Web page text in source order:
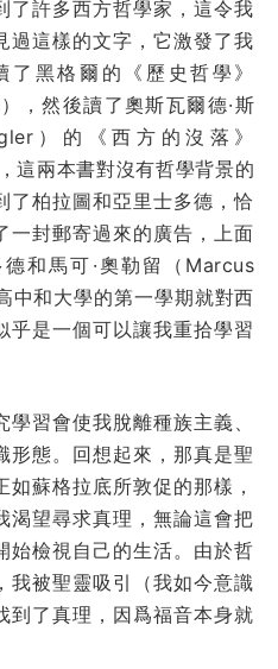
了許多西方哲學家，這令我
過這樣的文字，它激發了我
黑格爾的《歷史哲學》
），然後讀了奧斯瓦爾德·斯
）的《西方的沒落》
這兩本書對沒有哲學背景的
了柏拉圖和亞里士多德，恰
一封郵寄過來的廣告，上面
和馬可·奧勒留（Marcus
中和大學的第一學期就對西
乎是一個可以讓我重拾學習
習會使我脫離種族主義、
形態。回想起來，那真是聖
蘇格拉底所敦促的那樣，
渴望尋求真理，無論這會把
始檢視自己的生活。由於哲
我被聖靈吸引（我如今意識
到了真理，因爲福音本身就